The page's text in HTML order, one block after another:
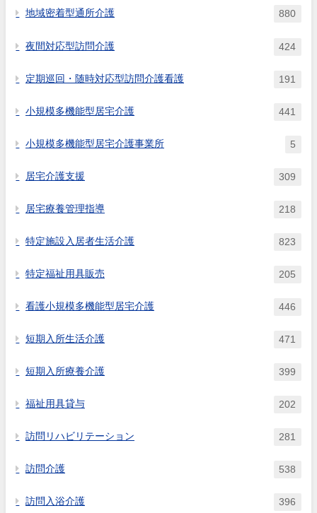
地域密着型通所介護 880
夜間対応型訪問介護 424
定期巡回・随時対応型訪問介護看護 191
小規模多機能型居宅介護 441
小規模多機能型居宅介護事業所 5
居宅介護支援 309
居宅療養管理指導 218
特定施設入居者生活介護 823
特定福祉用具販売 205
看護小規模多機能型居宅介護 446
短期入所生活介護 471
短期入所療養介護 399
福祉用具貸与 202
訪問リハビリテーション 281
訪問介護 538
訪問入浴介護 396